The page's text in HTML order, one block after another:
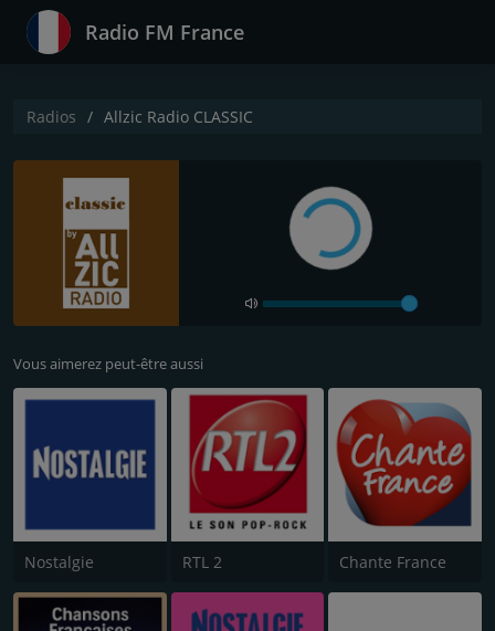
Radio FM France
Radios Allzic Radio CLASSIC
Vous aimerez peut-être aussi
Nostalgie RTL 2 Chante France